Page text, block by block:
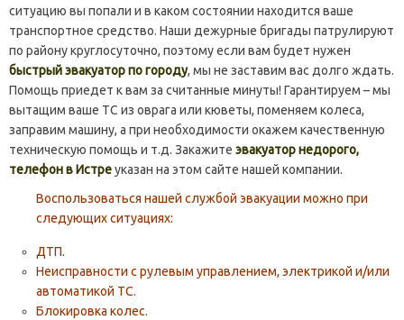
ситуацию вы попали и в каком состоянии находится ваше
транспортное средство. Наши дежурные бригады патрулируют
по району круглосуточно, поэтому если вам будет нужен
быстрый эвакуатор по городу, мы не заставим вас долго ждать.
Помощь приедет к вам за считанные минуты! Гарантируем – мы
вытащим ваше ТС из оврага или кюветы, поменяем колеса,
заправим машину, а при необходимости окажем качественную
техническую помощь и т.д. Закажите эвакуатор недорого,
телефон в Истреуказан на этом сайте нашей компании.
Воспользоваться нашей службой эвакуации можно при
следующих ситуациях:
ДТП.
Неисправности с рулевым управлением, электрикой и/или
автоматикой ТС.
Блокировка колес.